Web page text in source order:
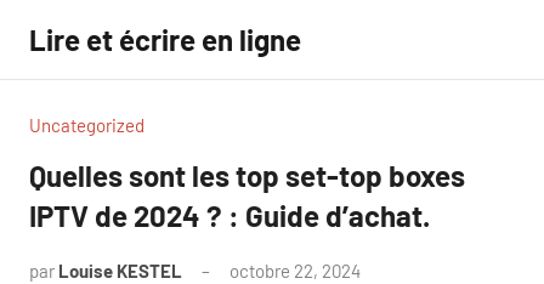
contenu
Lire et écrire en ligne
Uncategorized
Quelles sont les top set-top boxes
IPTV de 2024 ? : Guide d’achat.
par Louise KESTEL octobre 22, 2024